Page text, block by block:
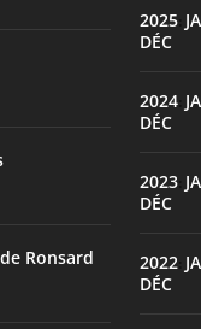
Ronsard
2025:
DÉC
2024:
DÉC
2023:
DÉC
2022:
DÉC